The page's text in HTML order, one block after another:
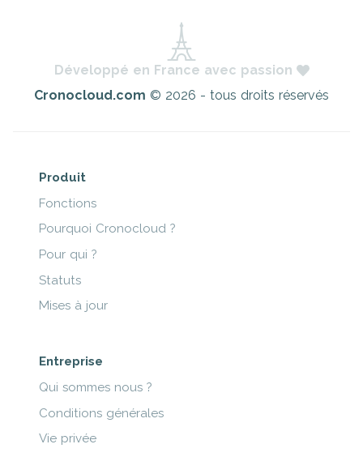
Développé en France avec passion
Cronocloud.com © 2026 - tous droits réservés
Produit
Fonctions
Pourquoi Cronocloud ?
Pour qui ?
Statuts
Mises à jour
Entreprise
Qui sommes nous ?
Conditions générales
Vie privée